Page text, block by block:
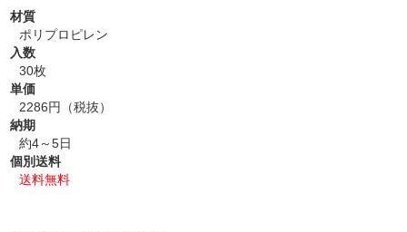
材質
ポリプロピレン
入数
30枚
単価
2286円（税抜）
納期
約4～5日
個別送料
送料無料